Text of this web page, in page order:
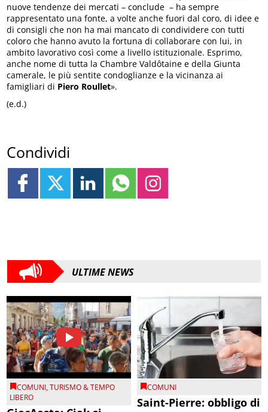
nuove tendenze dei mercati – conclude – ha sempre
rappresentato una fonte, a volte anche fuori dal coro, di idee e
di consigli che non ha mai mancato di condividere con tutti
coloro che hanno avuto la fortuna di collaborare con lui, in
ambito lavorativo così come a livello istituzionale. Esprimo,
anche nome di tutta la Chambre Valdôtaine e della Giunta
camerale, le più sentite condoglianze e la vicinanza ai
famigliari di Piero Roullet».
(e.d.)
Condividi
ULTIME NEWS
COMUNI,TURISMO & TEMPO
LIBERO
COMUNI
Saint-Pierre: obbligo di